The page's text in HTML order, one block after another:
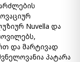
Nuvella და
და მარტივად
პატარა